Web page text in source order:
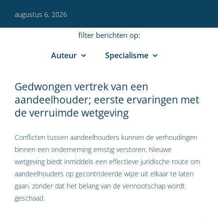
augustus 6, 2026
filter berichten op:
Auteur Specialisme
Gedwongen vertrek van een
aandeelhouder; eerste ervaringen met
de verruimde wetgeving
Conflicten tussen aandeelhouders kunnen de verhoudingen
binnen een onderneming ernstig verstoren. Nieuwe
wetgeving biedt inmiddels een effectieve juridische route om
aandeelhouders op gecontroleerde wijze uit elkaar te laten
gaan, zonder dat het belang van de vennootschap wordt
geschaad.